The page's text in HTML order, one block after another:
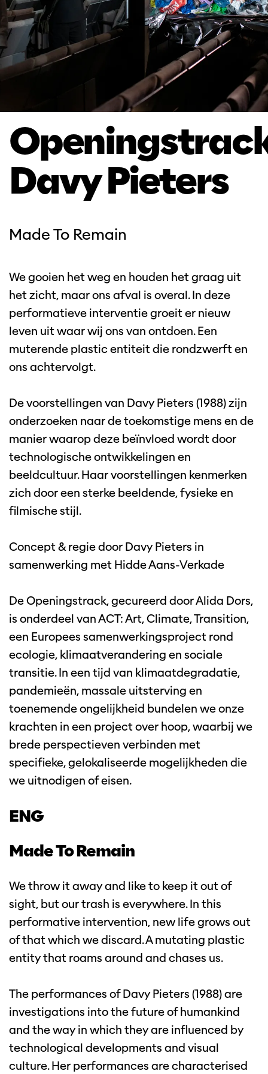
Davy Pieters
Made To Remain
We gooien het weg en houden het graag uit
het zicht, maar ons afval is overal. In deze
performatieve interventie groeit er nieuw
leven uit waar wij ons van ontdoen. Een
muterende plastic entiteit die rondzwerft en
ons achtervolgt.
De voorstellingen van Davy Pieters (1988) zijn
onderzoeken naar de toekomstige mens en de
manier waarop deze beïnvloed wordt door
technologische ontwikkelingen en
beeldcultuur. Haar voorstellingen kenmerken
zich door een sterke beeldende, fysieke en
filmische stijl.
Concept & regie door Davy Pieters in
samenwerking met Hidde Aans-Verkade
De Openingstrack, gecureerd door Alida Dors,
is onderdeel van ACT: Art, Climate, Transition,
een Europees samenwerkingsproject rond
ecologie, klimaatverandering en sociale
transitie. In een tijd van klimaatdegradatie,
pandemieën, massale uitsterving en
toenemende ongelijkheid bundelen we onze
krachten in een project over hoop, waarbij we
brede perspectieven verbinden met
specifieke, gelokaliseerde mogelijkheden die
we uitnodigen of eisen.
ENG
Made To Remain
We throw it away and like to keep it out of
sight, but our trash is everywhere. In this
performative intervention, new life grows out
of that which we discard. A mutating plastic
entity that roams around and chases us.
The performances of Davy Pieters (1988) are
investigations into the future of humankind
and the way in which they are influenced by
technological developments and visual
culture. Her performances are characterised